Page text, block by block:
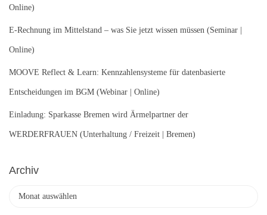
:Online)
E-Rechnung im Mittelstand – was Sie jetzt wissen müssen (Seminar |
Online)
MOOVE Reflect & Learn: Kennzahlensysteme für datenbasierte
Entscheidungen im BGM (Webinar | Online)
Einladung: Sparkasse Bremen wird Ärmelpartner der
WERDERFRAUEN (Unterhaltung / Freizeit | Bremen)
Archiv